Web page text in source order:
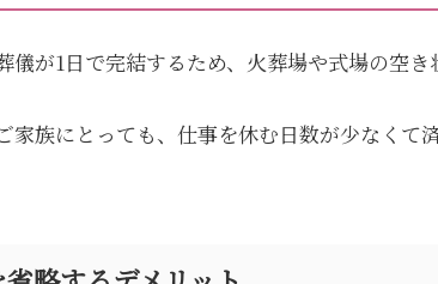
儀が1日で完結するため、火葬場や式場の空
家族にとっても、仕事を休む日数が少なくて